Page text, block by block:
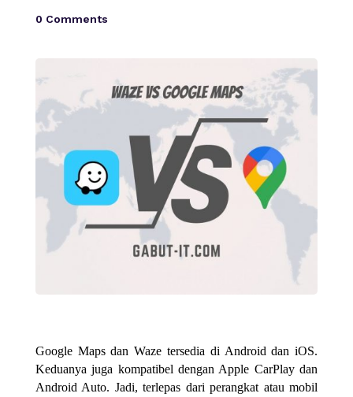
0 Comments
Google Maps dan Waze tersedia di Android dan iOS.
Keduanya juga kompatibel dengan Apple CarPlay dan
Android Auto. Jadi, terlepas dari perangkat atau mobil